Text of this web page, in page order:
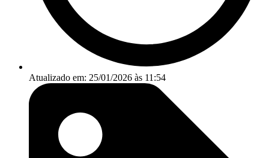
Atualizado em: 25/01/2026 às 11:54